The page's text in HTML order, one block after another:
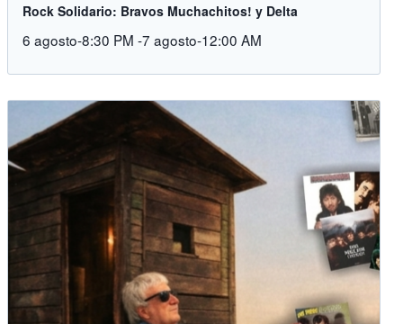
Rock Solidario: Bravos Muchachitos! y Delta
6 agosto-8:30 PM -7 agosto-12:00 AM